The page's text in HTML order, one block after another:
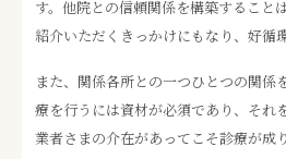
す。他院との信頼関係を構築すること
紹介いただくきっかけにもなり、好循
また、関係各所との一つひとつの関係
療を行うには資材が必須であり、それ
業者さまの介在があってこそ診療が成